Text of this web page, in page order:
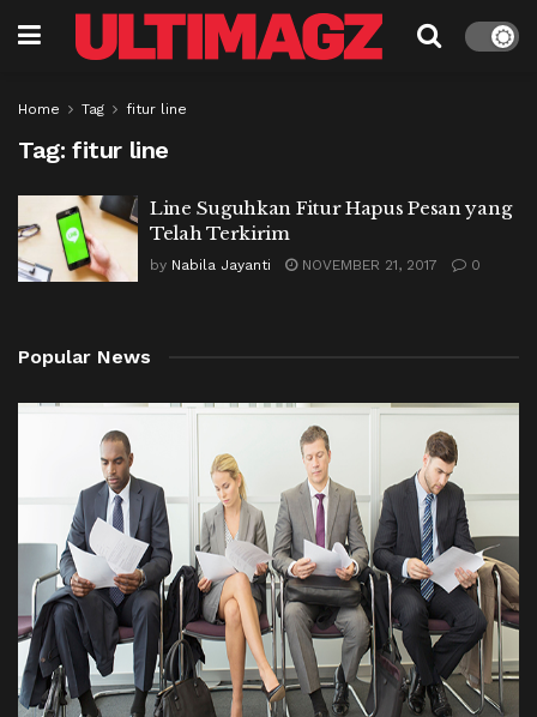
Home Tag fitur line
Tag: fitur line
Line Suguhkan Fitur Hapus Pesan yang
Telah Terkirim
by Nabila Jayanti NOVEMBER 21, 2017 0
Popular News